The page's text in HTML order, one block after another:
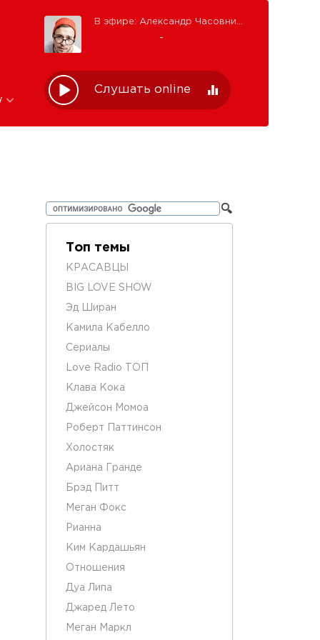
Слушать online
Топ темы
КРАСАВЦЫ
BIG LOVE SHOW
Эд Ширан
Камила Кабелло
Сериалы
Love Radio ТОП
Клава Кока
Джейсон Момоа
Роберт Паттинсон
Холостяк
Ариана Гранде
Брэд Питт
Меган Фокс
Рианна
Ким Кардашьян
Отношения
Дуа Липа
Джаред Лето
Меган Маркл